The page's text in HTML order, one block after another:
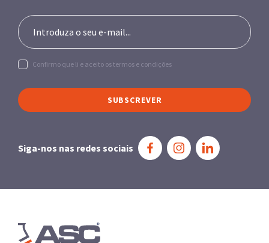
Confirmo que li e aceito os termos e condições
SUBSCREVER
Siga-nos nas redes sociais